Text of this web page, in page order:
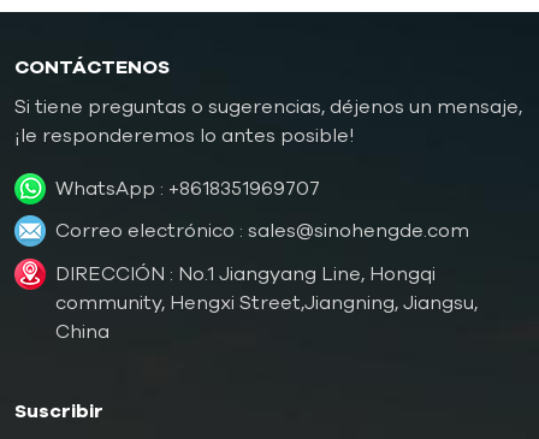
CONTÁCTENOS
Si tiene preguntas o sugerencias, déjenos un mensaje,
¡le responderemos lo antes posible!
WhatsApp : +8618351969707
Correo electrónico : sales@sinohengde.com
DIRECCIÓN : No.1 Jiangyang Line, Hongqi
community, Hengxi Street,Jiangning, Jiangsu,
China
Suscribir